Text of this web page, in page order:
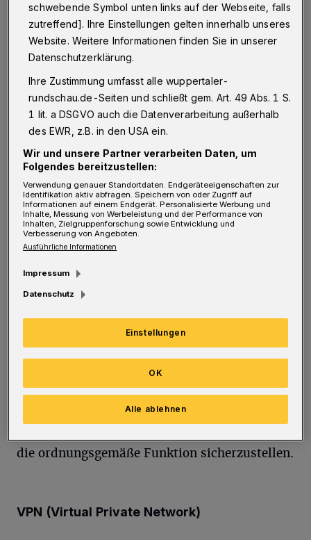
Schutzsoftware ist unerlässlich
Viren und schädlicheProgramme wie Spyware
sind in der Lage, sensible Daten des Nutzers
auszuhorchen und die normale Funktion des
Computers zu beeinflussen. Eine
ordnungsgemäße Nutzung ist dann nicht mehr
möglich. Eine gute Schutzsoftware stellt die
wichtigste Maßnahme gegen Viren dar und ist
Software oder Elemente zu eliminieren. Eine
Antiviren-Software kann als Schutzschild von
mobilen Geräten und Computern verstanden
werden. Die Hauptaufgabe einer solchen
Software besteht somit darin, schädliche Viren
die ordnungsgemäße Funktion sicherzustellen.
VPN (Virtual Private Network)
schwebende Symbol unten links auf der Webseite, falls
zutreffend]. Ihre Einstellungen gelten innerhalb unseres
Website. Weitere Informationen finden Sie in unserer
Datenschutzerklärung.
Ihre Zustimmung umfasst alle wuppertaler-
rundschau.de-Seiten und schließt gem. Art. 49 Abs. 1 S.
1 lit. a DSGVO auch die Datenverarbeitung außerhalb
des EWR, z.B. in den USA ein.
Wir und unsere Partner verarbeiten Daten, um
Folgendes bereitzustellen:
Verwendung genauer Standortdaten. Endgeräteeigenschaften zur
Identifikation aktiv abfragen. Speichern von oder Zugriff auf
Informationen auf einem Endgerät. Personalisierte Werbung und
Inhalte, Messung von Werbeleistung und der Performance von
Inhalten, Zielgruppenforschung sowie Entwicklung und
Verbesserung von Angeboten.
Ausführliche Informationen
Impressum
Datenschutz
Einstellungen
Alle ablehnen
OK